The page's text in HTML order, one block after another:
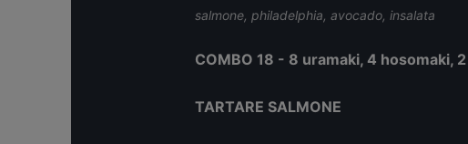
salmone, philadelphia, avocado, insalata
COMBO 18 - 8 uramaki, 4 hosomaki,
TARTARE SALMONE